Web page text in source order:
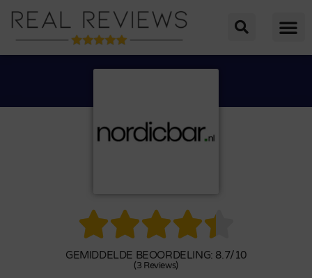

GEMIDDELDE BEOORDELING: 8.7/10
(3 Reviews)